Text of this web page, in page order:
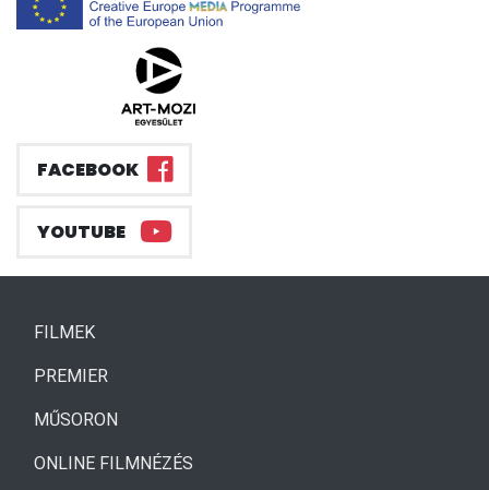
FACEBOOK
YOUTUBE
FILMEK(CURRENT)
PREMIER
MŰSORON
ONLINE FILMNÉZÉS